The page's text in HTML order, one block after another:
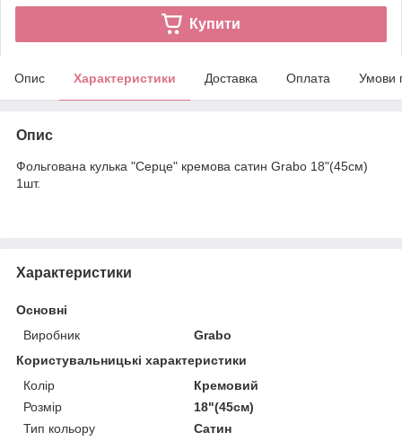
Купити
Опис Характеристики Доставка Оплата Умови
Опис
Фольгована кулька "Серце" кремова сатин Grabo 18"(45см)
1шт.
Характеристики
Основні
Виробник
Grabo
Користувальницькі характеристики
Колір
Кремовий
Розмір
18"(45см)
Тип кольору
Сатин